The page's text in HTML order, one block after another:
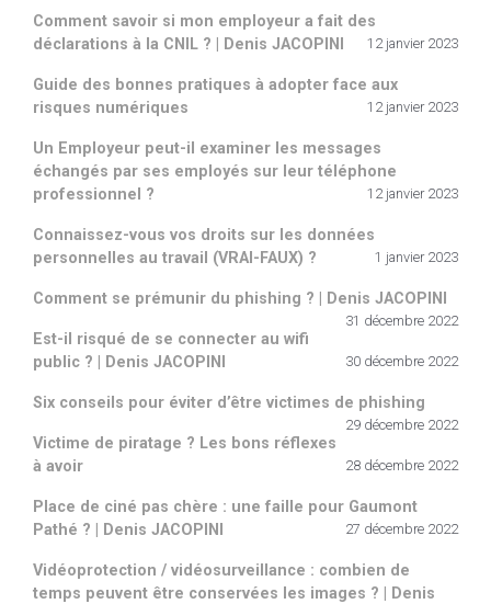
Comment savoir si mon employeur a fait des
déclarations à la CNIL ? | Denis JACOPINI
12 janvier 2023
Guide des bonnes pratiques à adopter face aux
risques numériques
12 janvier 2023
Un Employeur peut-il examiner les messages
échangés par ses employés sur leur téléphone
professionnel ?
12 janvier 2023
Connaissez-vous vos droits sur les données
personnelles au travail (VRAI-FAUX) ?
1 janvier 2023
Comment se prémunir du phishing ? | Denis JACOPINI
31 décembre 2022
Est-il risqué de se connecter au wifi
public ? | Denis JACOPINI
30 décembre 2022
Six conseils pour éviter d’être victimes de phishing
29 décembre 2022
Victime de piratage ? Les bons réflexes
à avoir
28 décembre 2022
Place de ciné pas chère : une faille pour Gaumont
Pathé ? | Denis JACOPINI
27 décembre 2022
Vidéoprotection / vidéosurveillance : combien de
temps peuvent être conservées les images ? | Denis